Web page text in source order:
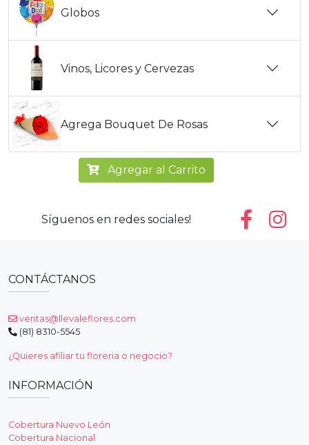
Globos
Vinos, Licores y Cervezas
Agrega Bouquet De Rosas
Agregar al Carrito
Síguenos en redes sociales!
CONTÁCTANOS
ventas@llevaleflores.com
(81) 8310-5545
¿Quieres afiliar tu floreria o negocio?
INFORMACIÓN
Cobertura Nuevo León
Cobertura Nacional